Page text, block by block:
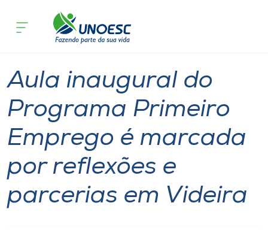
Cursos
Pesquisa
Atendimento ao Estudante
Portal de Ensino
A
Comunidade
Aula inaugural do
Programa Primeiro
Emprego é marcada
por reflexões e
parcerias em Videira